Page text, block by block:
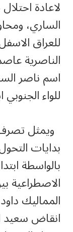
لاعادة
الساري،
للعراق
الناصرية
اسم ناصر
للواء
ويمثل تصرف
بدايات التحول
بالواسطة
الاصطراعية
المماليك
انقاض سعيد